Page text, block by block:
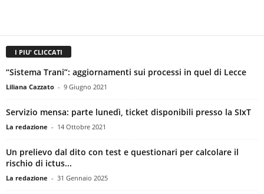
I PIU' CLICCATI
“Sistema Trani”: aggiornamenti sui processi in quel di Lecce
Liliana Cazzato - 9 Giugno 2021
Servizio mensa: parte lunedì, ticket disponibili presso la SIxT
La redazione - 14 Ottobre 2021
Un prelievo dal dito con test e questionari per calcolare il
rischio di ictus...
La redazione - 31 Gennaio 2025